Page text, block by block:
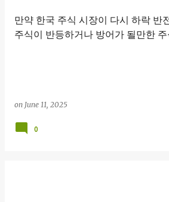
만약 한국 주식 시장이 다시 하락 반
주식이 반등하거나 방어가 될만한
on June 11, 2025
0